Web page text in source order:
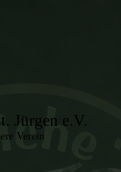
Jürgen e.V.
Verein